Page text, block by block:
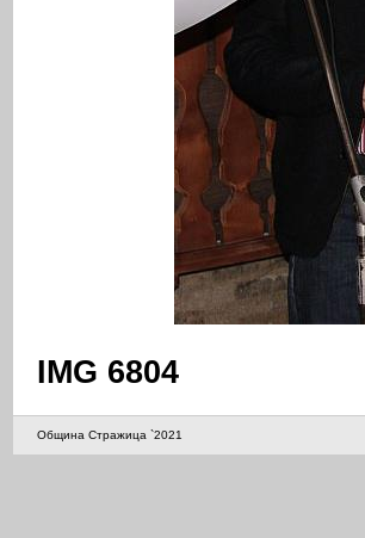
IMG 6804
Община Стражица `2021